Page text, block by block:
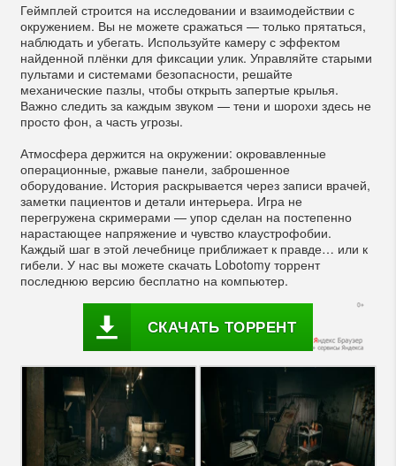
Геймплей строится на исследовании и взаимодействии с
окружением. Вы не можете сражаться — только прятаться,
наблюдать и убегать. Используйте камеру с эффектом
найденной плёнки для фиксации улик. Управляйте старыми
пультами и системами безопасности, решайте
механические пазлы, чтобы открыть запертые крылья.
Важно следить за каждым звуком — тени и шорохи здесь не
просто фон, а часть угрозы.
Атмосфера держится на окружении: окровавленные
операционные, ржавые панели, заброшенное
оборудование. История раскрывается через записи врачей,
заметки пациентов и детали интерьера. Игра не
перегружена скримерами — упор сделан на постепенно
нарастающее напряжение и чувство клаустрофобии.
Каждый шаг в этой лечебнице приближает к правде… или к
гибели. У нас вы можете скачать Lobotomy торрент
последнюю версию бесплатно на компьютер.
СКАЧАТЬ ТОРРЕНТ